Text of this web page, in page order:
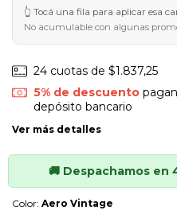
Tocá una fila para aplicar esa
No acumulable con algunas
24 cuotas de $1.837,25
5% de descuento
depósito bancario
Ver más detalles
Color: Aero Vintage